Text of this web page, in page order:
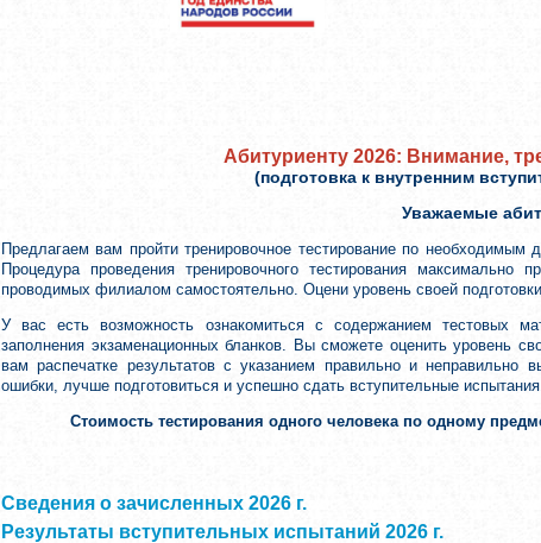
Абитуриенту 2026: Внимание,
(подготовка к внутренним
Уважаемые
Предлагаем вам пройти тренировочное тестирование по
Процедура проведения тренировочного тестирования максимально
проводимых филиалом самостоятельно. Оцени уровень своей
У вас есть возможность ознакомиться с содержанием тестовых
заполнения экзаменационных бланков. Вы сможете оценить уровень
вам распечатке результатов с указанием правильно и
ошибки, лучше подготовиться и успешно сдать вступительные
Стоимость тестирования одного человека по одному
Сведения о зачисленных 2026 г.
Результаты вступительных испытаний 2026 г.